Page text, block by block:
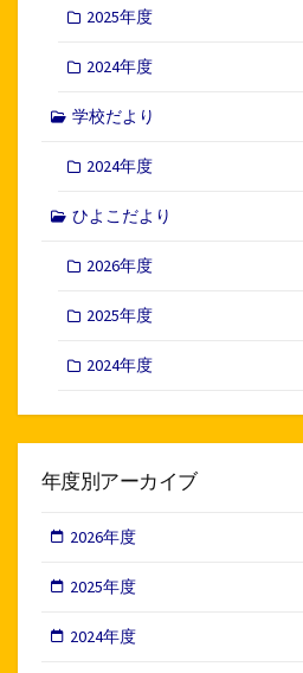
2025年度
2024年度
学校だより
2024年度
ひよこだより
2026年度
2025年度
2024年度
年度別アーカイブ
2026年度
2025年度
2024年度